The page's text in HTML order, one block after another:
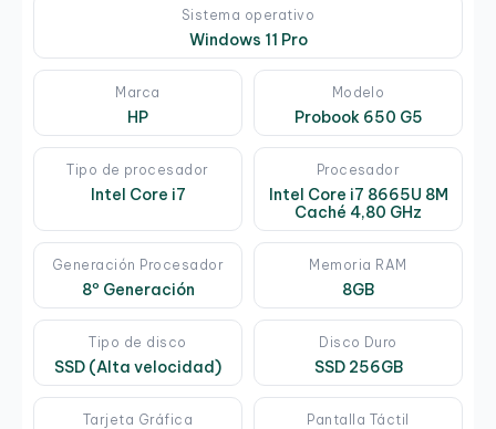
Sistema operativo
Windows 11 Pro
Marca
HP
Modelo
Probook 650 G5
Tipo de procesador
Intel Core i7
Procesador
Intel Core i7 8665U 8M
Caché 4,80 GHz
Generación Procesador
8º Generación
Memoria RAM
8GB
Tipo de disco
SSD (Alta velocidad)
Disco Duro
SSD 256GB
Tarjeta Gráfica Pantalla Táctil